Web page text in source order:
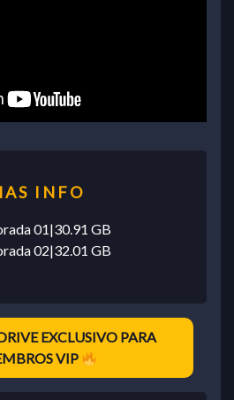
01|30.91 GB
02|32.01 GB
EXCLUSIVO PARA
VIP